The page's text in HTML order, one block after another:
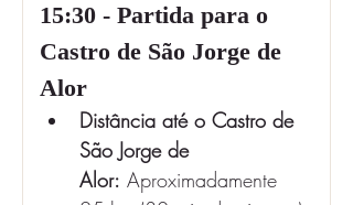
15:30 - Partida para o
Castro de São Jorge de
Alor
Distância até o Castro de
São Jorge de
Alor: Aproximadamente